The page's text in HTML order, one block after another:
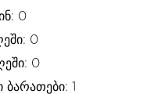
0
0
0
1